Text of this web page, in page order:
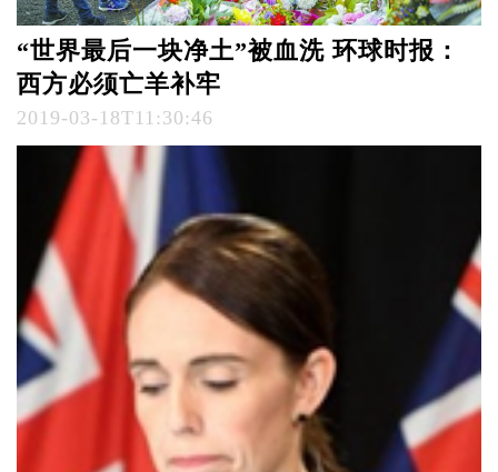
“世界最后一块净土”被血洗 环球时报：
西方必须亡羊补牢
2019-03-18T11:30:46